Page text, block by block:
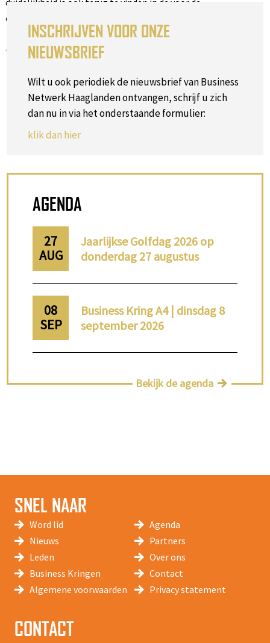
duidelijkheid is ook terug te vinden in de voor de
opdrachtgevers te realiseren doelstellingen.
Terug naar het overzicht
INSCHRIJVEN VOOR ONZE
NIEUWSBRIEF
Wilt u ook periodiek de nieuwsbrief van Business
Netwerk Haaglanden ontvangen, schrijf u zich
dan nu in via het onderstaande formulier:
klik dan hier
AGENDA
27
AUG
Jaarlijkse Golfdag 2026 op
donderdag 27 augustus
08
SEP
Business Kring A4 | dinsdag 8
september 2026
Bekijk de agenda
SNEL NAAR
Word lid
Agenda
Nieuws
Partners
Leden
Over ons
Business Kringen
Contact
Algemene voorwaarden
Privacy statement
CONTACT